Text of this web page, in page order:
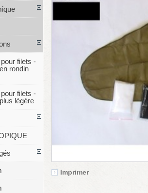
Imprimer
filets -
rondin
filets -
légère